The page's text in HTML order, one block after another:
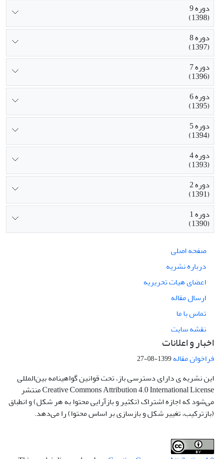
دوره 9
(1398)
دوره 8
(1397)
دوره 7
(1396)
دوره 6
(1395)
دوره 5
(1394)
دوره 4
(1393)
دوره 2
(1391)
دوره 1
(1390)
صفحه اصلی
درباره نشریه
اعضای هیات تحریریه
ارسال مقاله
تماس با ما
نقشه سایت
اخبار و اعلانات
فراخوان مقاله1399-08-27
این نشریه ی دارای دسترسی باز، تحت قوانین گواهینامه بین‌المللی
Creative Commons Attribution 4.0 International License منتشر
می‌شود که اجازه اشتراک (تکثیر و بازآرایی محتوا به هر شکل) و انطباق
(بازترکیب، تغییر شکل و بازسازی بر اساس محتوا) را می‌دهد.